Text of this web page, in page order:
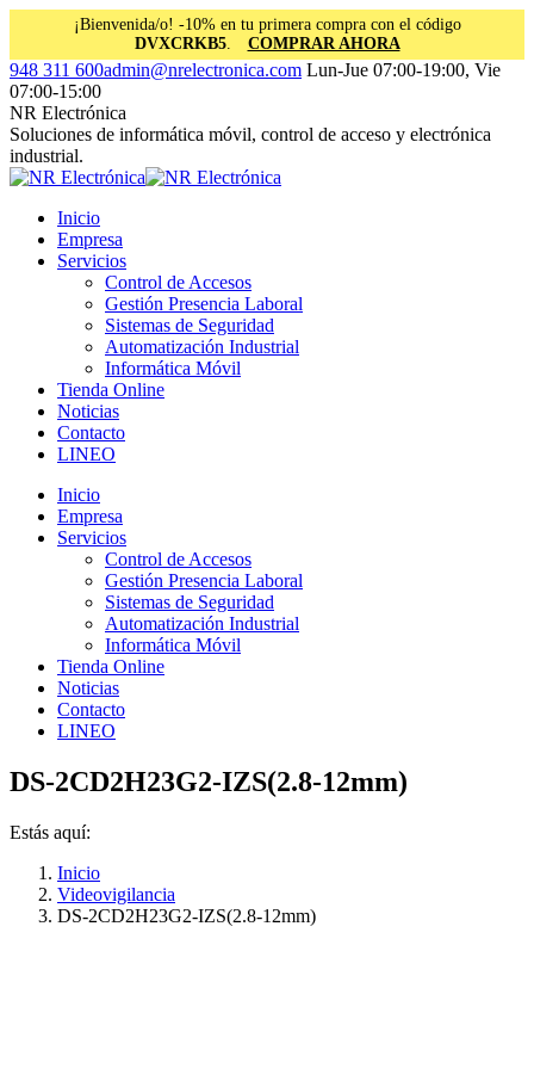
¡Bienvenida/o! -10% en tu primera compra con el código
DVXCRKB5. COMPRAR AHORA
Saltar
al
contenido
Facebook
page
opens
in
new
window
Instagram
page
opens
in
new
window
Linkedin
page
opens
in
new
window
948 311 600admin@nrelectronica.com Lun-Jue 07:00-19:00, Vie
07:00-15:00
NR Electrónica
Soluciones de informática móvil, control de acceso y electrónica
industrial.
Inicio
Empresa
Servicios
Control de Accesos
Gestión Presencia Laboral
Sistemas de Seguridad
Automatización Industrial
Informática Móvil
Tienda Online
Noticias
Contacto
LINEO
Inicio
Empresa
Servicios
Control de Accesos
Gestión Presencia Laboral
Sistemas de Seguridad
Automatización Industrial
Informática Móvil
Tienda Online
Noticias
Contacto
LINEO
DS-2CD2H23G2-IZS(2.8-12mm)
Estás aquí:
Inicio
Videovigilancia
DS-2CD2H23G2-IZS(2.8-12mm)